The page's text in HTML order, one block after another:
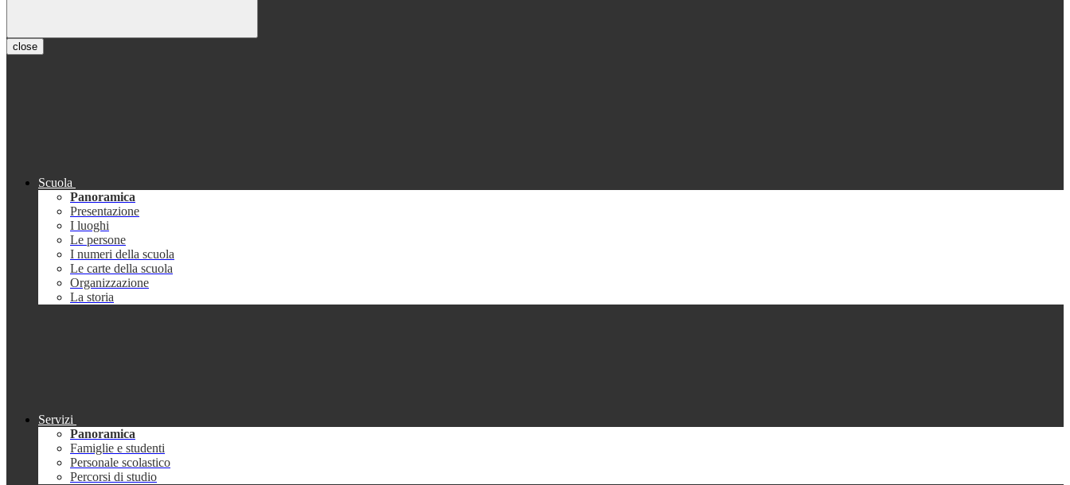
close
Scuola
Panoramica
Presentazione
I luoghi
Le persone
I numeri della scuola
Le carte della scuola
Organizzazione
La storia
Servizi
Panoramica
Famiglie e studenti
Personale scolastico
Percorsi di studio